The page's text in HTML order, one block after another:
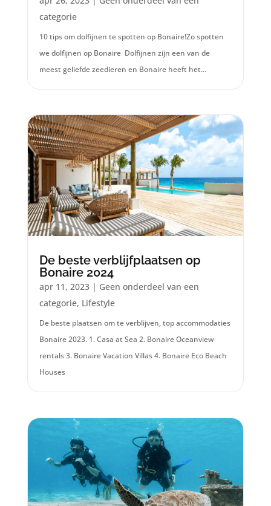
categorie
10 tips om dolfijnen te spotten op Bonaire!Zo spotten
we dolfijnen op Bonaire Dolfijnen zijn een van de
meest geliefde zeedieren en Bonaire heeft het...
De beste verblijfplaatsen op
Bonaire 2024
apr 11, 2023| Geen onderdeel van een
categorie, Lifestyle
De beste plaatsen om te verblijven, top accommodaties
Bonaire 2023. 1. Casa at Sea 2. Bonaire Oceanview
rentals 3. Bonaire Vacation Villas 4. Bonaire Eco Beach
Houses